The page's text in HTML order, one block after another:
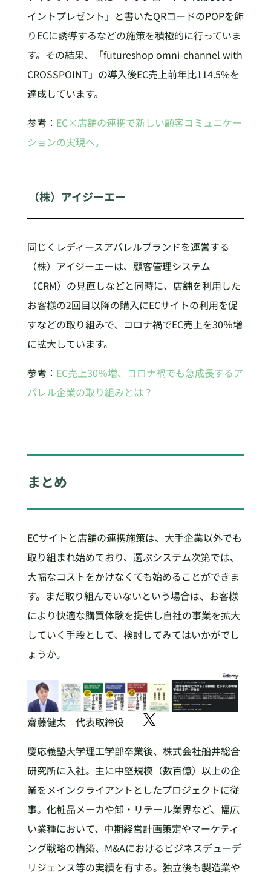
イントプレゼント」と書いたQRコードのPOPを飾
りECに誘導するなどの施策を積極的に行っていま
す。その結果、「futureshop omni-channel with
CROSSPOINT」の導入後EC売上前年比114.5%を
達成しています。
参考： EC×店舗の連携で新しい顧客コミュニケー
ションの実現へ。
（株）アイジーエー
同じくレディースアパレルブランドを運営する
（株）アイジーエーは、顧客管理システム
（CRM）の見直しなどと同時に、店舗を利用した
お客様の2回目以降の購入にECサイトの利用を促
すなどの取り組みで、コロナ禍でEC売上を30％増
に拡大しています。
参考： EC売上30％増、コロナ禍でも急成長するア
パレル企業の取り組みとは？
まとめ
ECサイトと店舗の連携施策は、大手企業以外でも
取り組まれ始めており、選ぶシステム次第では、
大幅なコストをかけなくても始めることができま
す。まだ取り組んでいないという場合は、お客様
により快適な購買体験を提供し自社の事業を拡大
していく手段として、検討してみてはいかがでし
ょうか。
齋藤健太 代表取締役
慶応義塾大学理工学部卒業後、株式会社船井総合
研究所に入社。主に中堅規模（数百億）以上の企
業をメインクライアントとしたプロジェクトに従
事。化粧品メーカや卸・リテール業界など、幅広
い業種において、中期経営計画策定やマーケティ
ング戦略の構築、M&Aにおけるビジネスデューデ
リジェンス等の実績を有する。独立後も製造業や